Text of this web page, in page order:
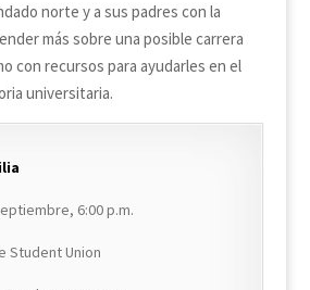
norte y a sus padres con la
más sobre una posible carrera
con recursos para ayudarles en el
universitaria.
6:00 p.m.
Student Union